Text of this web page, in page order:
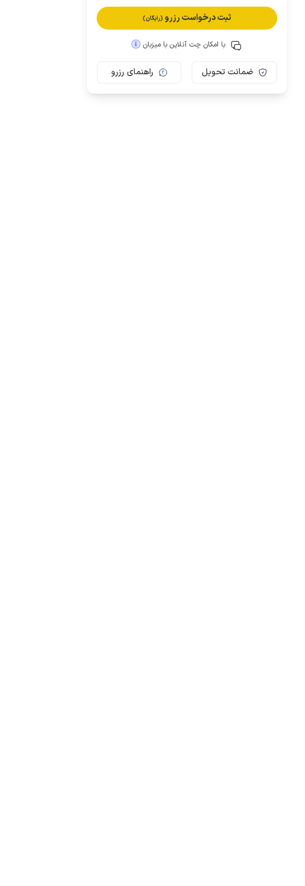
ثبت درخواست رزرو (رایگان)
با امکان چت آنلاین با میزبان
ضمانت تحویل راهنمای رزرو